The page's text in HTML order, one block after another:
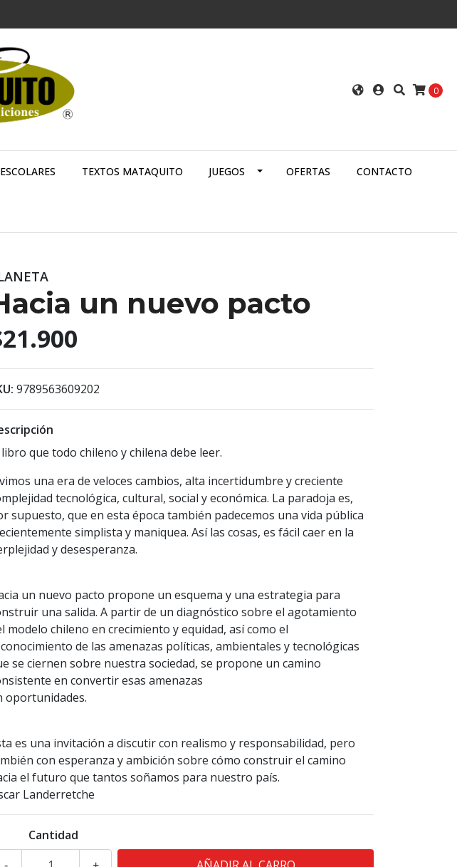
0
TEXTOS MATAQUITO JUEGOS OFERTAS CONTACTO
un nuevo pacto
9789563609202
libro que todo chileno y chilena debe leer.
una era de veloces cambios, alta incertidumbre y creciente
tecnológica, cultural, social y económica. La paradoja es,
supuesto, que en esta época también padecemos una vida pública
simplista y maniquea. Así las cosas, es fácil caer en la
y desesperanza.
un nuevo pacto propone un esquema y una estrategia para
una salida. A partir de un diagnóstico sobre el agotamiento
modelo chileno en crecimiento y equidad, así como el
de las amenazas políticas, ambientales y tecnológicas
se ciernen sobre nuestra sociedad, se propone un camino
en convertir esas amenazas
oportunidades.
es una invitación a discutir con realismo y responsabilidad, pero
con esperanza y ambición sobre cómo construir el camino
el futuro que tantos soñamos para nuestro país.
Landerretche
Cantidad